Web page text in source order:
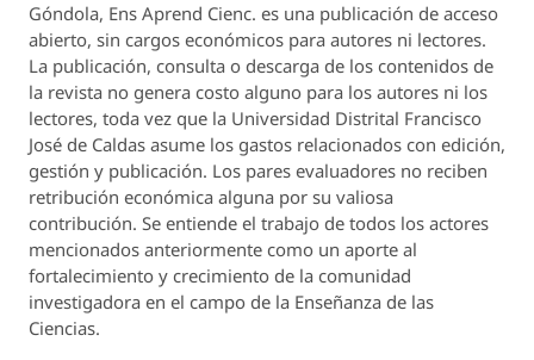
Góndola, Ens Aprend Cienc. es una publicación de acceso
abierto, sin cargos económicos para autores ni lectores.
La publicación, consulta o descarga de los contenidos de
la revista no genera costo alguno para los autores ni los
lectores, toda vez que la Universidad Distrital Francisco
José de Caldas asume los gastos relacionados con edición,
gestión y publicación. Los pares evaluadores no reciben
retribución económica alguna por su valiosa
contribución. Se entiende el trabajo de todos los actores
mencionados anteriormente como un aporte al
fortalecimiento y crecimiento de la comunidad
investigadora en el campo de la Enseñanza de las
Ciencias.